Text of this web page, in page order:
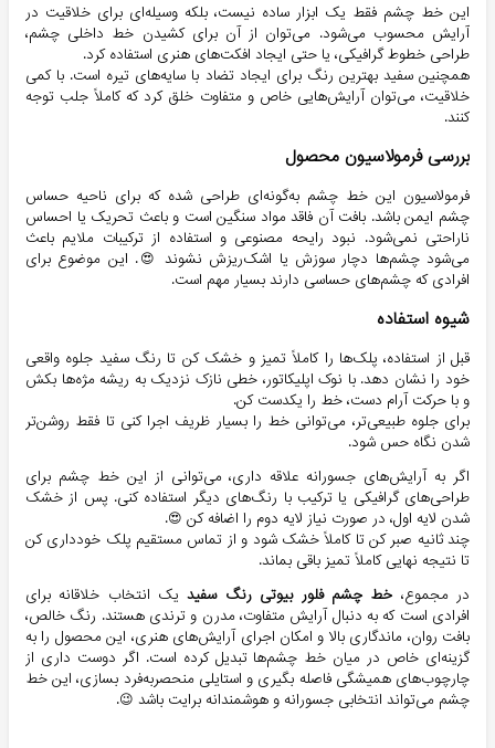
این خط چشم فقط یک ابزار ساده نیست، بلکه وسیله‌ای برای خلاقیت در
آرایش محسوب می‌شود. می‌توان از آن برای کشیدن خط داخلی چشم،
طراحی خطوط گرافیکی، یا حتی ایجاد افکت‌های هنری استفاده کرد.
همچنین سفید بهترین رنگ برای ایجاد تضاد با سایه‌های تیره است. با کمی
خلاقیت، می‌توان آرایش‌هایی خاص و متفاوت خلق کرد که کاملاً جلب توجه
کنند.
بررسی فرمولاسیون محصول
فرمولاسیون این خط چشم به‌گونه‌ای طراحی شده که برای ناحیه حساس
چشم ایمن باشد. بافت آن فاقد مواد سنگین است و باعث تحریک یا احساس
ناراحتی نمی‌شود. نبود رایحه مصنوعی و استفاده از ترکیبات ملایم باعث
می‌شود چشم‌ها دچار سوزش یا اشک‌ریزش نشوند 😍. این موضوع برای
افرادی که چشم‌های حساسی دارند بسیار مهم است.
شیوه استفاده
قبل از استفاده، پلک‌ها را کاملاً تمیز و خشک کن تا رنگ سفید جلوه واقعی
خود را نشان دهد. با نوک اپلیکاتور، خطی نازک نزدیک به ریشه مژه‌ها بکش
و با حرکت آرام دست، خط را یکدست کن.
برای جلوه طبیعی‌تر، می‌توانی خط را بسیار ظریف اجرا کنی تا فقط روشن‌تر
شدن نگاه حس شود.
اگر به آرایش‌های جسورانه علاقه داری، می‌توانی از این خط چشم برای
طراحی‌های گرافیکی یا ترکیب با رنگ‌های دیگر استفاده کنی. پس از خشک
شدن لایه اول، در صورت نیاز لایه دوم را اضافه کن 😍.
چند ثانیه صبر کن تا کاملاً خشک شود و از تماس مستقیم پلک خودداری کن
تا نتیجه نهایی کاملاً تمیز باقی بماند.
در مجموع، خط چشم فلور بیوتی رنگ سفیدیک انتخاب خلاقانه برای
افرادی است که به دنبال آرایش متفاوت، مدرن و ترندی هستند. رنگ خالص،
بافت روان، ماندگاری بالا و امکان اجرای آرایش‌های هنری، این محصول را به
گزینه‌ای خاص در میان خط چشم‌ها تبدیل کرده است. اگر دوست داری از
چارچوب‌های همیشگی فاصله بگیری و استایلی منحصر‌به‌فرد بسازی، این خط
چشم می‌تواند انتخابی جسورانه و هوشمندانه برایت باشد 😉.